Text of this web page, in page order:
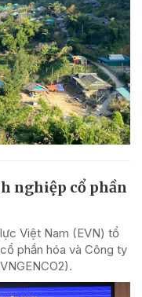
nghiệp cổ phần
Việt Nam (EVN) tổ
phần hóa và Công ty